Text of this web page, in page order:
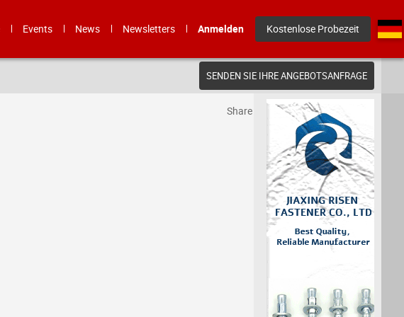
Events News Newsletters Anmelden Kostenlose Probezeit
SENDEN SIE IHRE ANGEBOTSANFRAGE
Share